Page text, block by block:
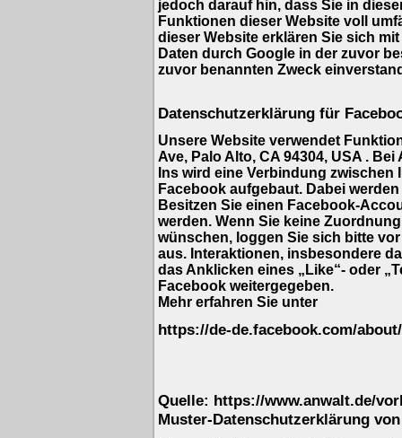
jedoch darauf hin, dass Sie in
Funktionen dieser Website voll
dieser Website erklären Sie sich
Daten durch Google in der zuvor
zuvor benannten Zweck
Datenschutzerklärung für
Unsere Website verwendet
Ave, Palo Alto, CA 94304, USA .
Ins wird eine Verbindung
Facebook aufgebaut. Dabei
Besitzen Sie einen Facebook-
werden. Wenn Sie keine
wünschen, loggen Sie sich bitte
aus. Interaktionen, insbesondere
das Anklicken eines „Like“- oder
Facebook weitergegeben.
Mehr erfahren Sie unter
https://de-de.facebook.com/
Quelle: https://www.anwalt.de/
Muster-Datenschutzerklärung